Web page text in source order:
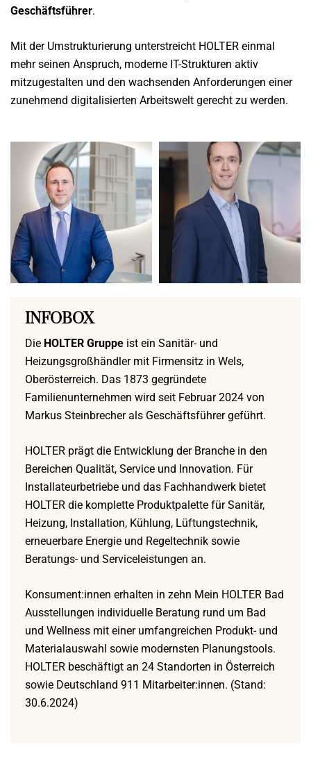
Geschäftsführer.
Mit der Umstrukturierung unterstreicht HOLTER einmal
mehr seinen Anspruch, moderne IT-Strukturen aktiv
mitzugestalten und den wachsenden Anforderungen einer
zunehmend digitalisierten Arbeitswelt gerecht zu werden.
INFOBOX
Die HOLTER Gruppeist ein Sanitär- und
Heizungsgroßhändler mit Firmensitz in Wels,
Oberösterreich. Das 1873 gegründete
Familienunternehmen wird seit Februar 2024 von
Markus Steinbrecher als Geschäftsführer geführt.
HOLTER prägt die Entwicklung der Branche in den
Bereichen Qualität, Service und Innovation. Für
Installateurbetriebe und das Fachhandwerk bietet
HOLTER die komplette Produktpalette für Sanitär,
Heizung, Installation, Kühlung, Lüftungstechnik,
erneuerbare Energie und Regeltechnik sowie
Beratungs- und Serviceleistungen an.
Konsument:innen erhalten in zehn Mein HOLTER Bad
Ausstellungen individuelle Beratung rund um Bad
und Wellness mit einer umfangreichen Produkt- und
Materialauswahl sowie modernsten Planungstools.
HOLTER beschäftigt an 24 Standorten in Österreich
sowie Deutschland 911 Mitarbeiter:innen. (Stand:
30.6.2024)